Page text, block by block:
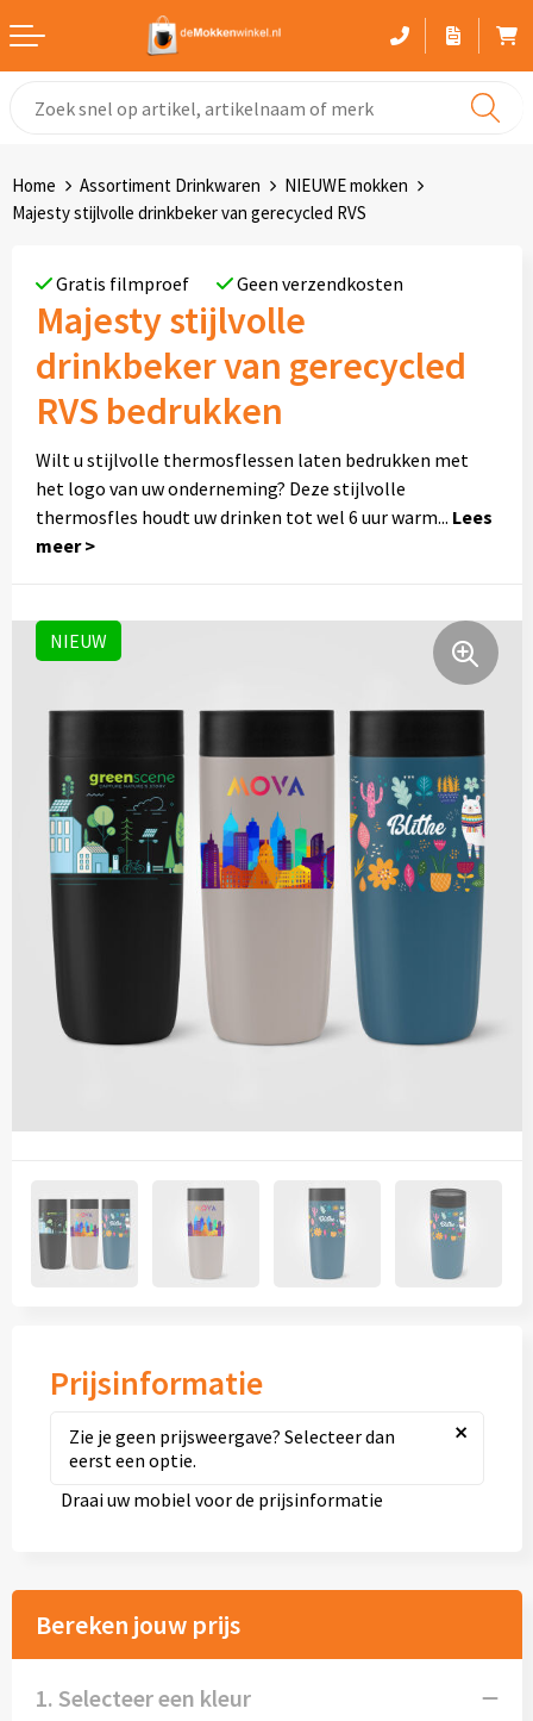
Gekleurde mokken
Drinkflessen
Thermosbekers
Kunststof mokken
Thermosflessen
Bekende merken
Heupflessen
Bestek
Bestsellers
Bij de koffie en thee
Fullcolour mokken bedrukken
Geschenksets
Goedkope mokken
Kop en schotels
Krijtmokken
Magic mokken
NIEUWE mokken
Home Assortiment Drinkwaren
NIEUWE mokken
Majesty stijlvolle drinkbeker van gerecycled RVS
Gratis filmproef Geen verzendkosten
Majesty stijlvolle
drinkbeker van gerecycled
RVS bedrukken
Wilt u stijlvolle thermosflessen laten bedrukken met
het logo van uw onderneming? Deze stijlvolle
thermosfles houdt uw drinken tot wel 6 uur warm...
NIEUW
Prijsinformatie
Zie je geen prijsweergave? Selecteer dan
eerst een optie.
×
Draai uw mobiel voor de prijsinformatie
Bereken jouw prijs
1. Selecteer een kleur